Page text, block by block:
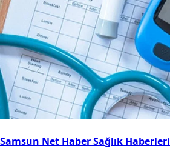
Samsun Net Haber Sağlık Haberleri